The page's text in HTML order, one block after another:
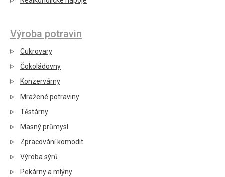
Výroba potravin
Cukrovary
Čokoládovny
Konzervárny
Mražené potraviny
Těstárny
Masný průmysl
Zpracování komodit
Výroba sýrů
Pekárny a mlýny